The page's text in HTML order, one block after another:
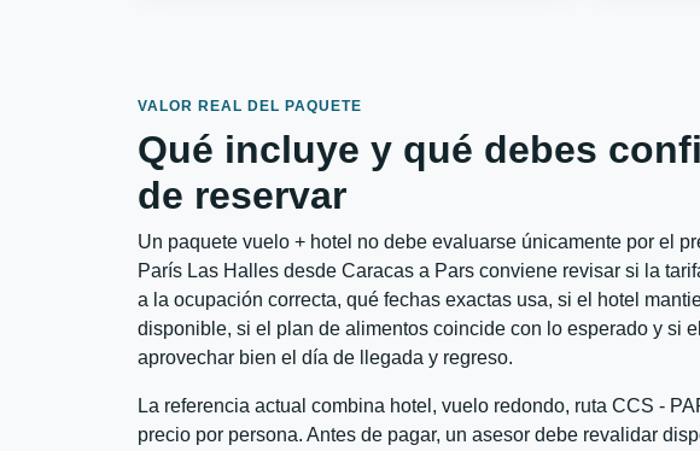
VALOR REAL DEL PAQUETE
Qué incluye y qué debes
de reservar
Un paquete vuelo + hotel no debe evaluarse únicamente por el
París Las Halles desde Caracas a Pars conviene revisar si la
a la ocupación correcta, qué fechas exactas usa, si el hotel
disponible, si el plan de alimentos coincide con lo esperado y si
aprovechar bien el día de llegada y regreso.
La referencia actual combina hotel, vuelo redondo, ruta CCS -
precio por persona. Antes de pagar, un asesor debe revalidar